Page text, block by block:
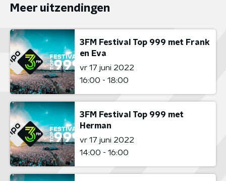
Meer uitzendingen
3FM Festival Top 999 met Frank
en Eva
vr 17 juni 2022
16:00 - 18:00
3FM Festival Top 999 met
Herman
vr 17 juni 2022
14:00 - 16:00